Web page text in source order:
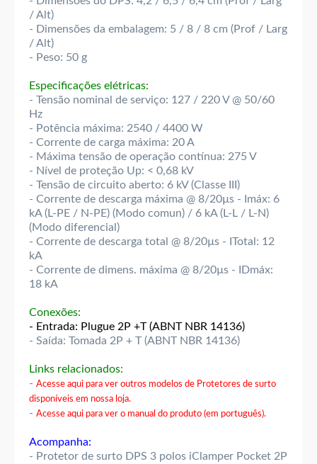
/ Alt)
- Dimensões da embalagem: 5 / 8 / 8 cm (Prof / Larg
/ Alt)
- Peso: 50 g
Especificações elétricas:
- Tensão nominal de serviço: 127 / 220 V @ 50/60
Hz
- Potência máxima: 2540 / 4400 W
- Corrente de carga máxima: 20 A
- Máxima tensão de operação contínua: 275 V
- Nível de proteção Up: < 0,68 kV
- Tensão de circuito aberto: 6 kV (Classe III)
- Corrente de descarga máxima @ 8/20µs - Imáx: 6
kA (L-PE / N-PE) (Modo comun) / 6 kA (L-L / L-N)
(Modo diferencial)
- Corrente de descarga total @ 8/20µs - ITotal: 12
kA
- Corrente de dimens. máxima @ 8/20µs - IDmáx:
18 kA
Conexões:
- Entrada: Plugue 2P +T (ABNT NBR 14136)
- Saída: Tomada 2P + T (ABNT NBR 14136)
Links relacionados:
- Acesse aqui para ver outros modelos de Protetores de surto
disponíveis em nossa loja.
- Acesse aqui para ver o manual do produto (em português).
Acompanha:
- Protetor de surto DPS 3 polos iClamper Pocket 2P